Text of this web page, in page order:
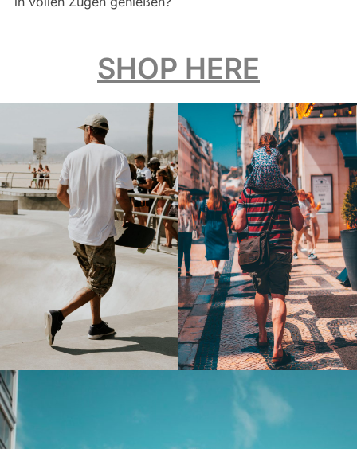
SHOP HERE